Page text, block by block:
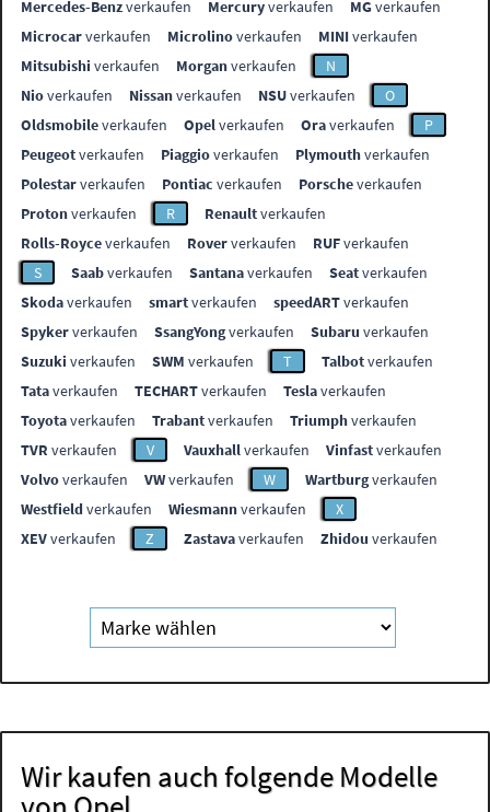
Mercedes-Benzverkaufen Mercuryverkaufen MGverkaufen
Microcarverkaufen Microlinoverkaufen MINIverkaufen
Mitsubishi verkaufen Morganverkaufen
N
Nioverkaufen Nissanverkaufen NSUverkaufen
O
Oldsmobileverkaufen Opelverkaufen Oraverkaufen
P
Peugeotverkaufen Piaggioverkaufen Plymouthverkaufen
Polestarverkaufen Pontiac verkaufen Porscheverkaufen
Protonverkaufen R Renaultverkaufen
Rolls-Royceverkaufen Roververkaufen RUFverkaufen
S
Saabverkaufen Santanaverkaufen Seatverkaufen
Skodaverkaufen smartverkaufen speedARTverkaufen
Spykerverkaufen SsangYongverkaufen Subaru verkaufen
Suzuki verkaufen SWM verkaufen T Talbotverkaufen
Tataverkaufen TECHARTverkaufen Teslaverkaufen
Toyotaverkaufen Trabantverkaufen Triumphverkaufen
TVR verkaufen V Vauxhallverkaufen Vinfastverkaufen
Volvoverkaufen VWverkaufen W Wartburgverkaufen
Westfieldverkaufen Wiesmannverkaufen
X
XEVverkaufen Z Zastavaverkaufen Zhidou verkaufen
Wir kaufen auch folgende Modelle